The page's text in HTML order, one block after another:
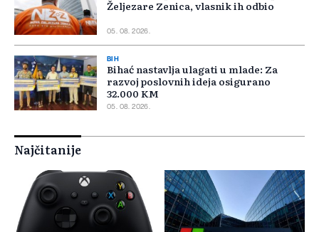
Željezare Zenica, vlasnik ih odbio
05. 08. 2026.
BIH
Bihać nastavlja ulagati u mlade: Za
razvoj poslovnih ideja osigurano
32.000 KM
05. 08. 2026.
Najčitanije